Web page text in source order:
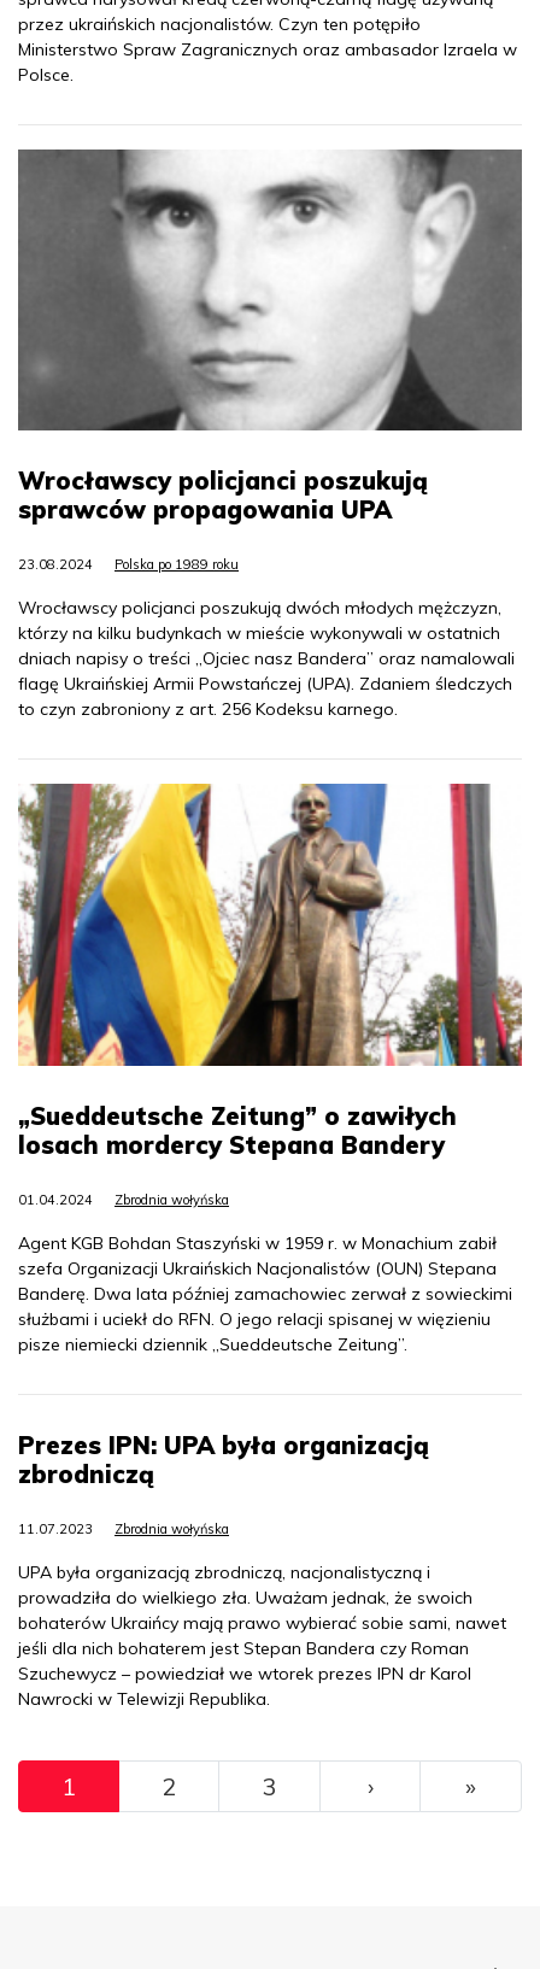
przez ukraińskich nacjonalistów. Czyn ten potępiło
Ministerstwo Spraw Zagranicznych oraz ambasador Izraela w
Polsce.
Wrocławscy policjanci poszukują
sprawców propagowania UPA
23.08.2024 Polska po 1989 roku
Wrocławscy policjanci poszukują dwóch młodych mężczyzn,
którzy na kilku budynkach w mieście wykonywali w ostatnich
dniach napisy o treści „Ojciec nasz Bandera” oraz namalowali
flagę Ukraińskiej Armii Powstańczej (UPA). Zdaniem śledczych
to czyn zabroniony z art. 256 Kodeksu karnego.
„Sueddeutsche Zeitung” o zawiłych
losach mordercy Stepana Bandery
01.04.2024 Zbrodnia wołyńska
Agent KGB Bohdan Staszyński w 1959 r. w Monachium zabił
szefa Organizacji Ukraińskich Nacjonalistów (OUN) Stepana
Banderę. Dwa lata później zamachowiec zerwał z sowieckimi
służbami i uciekł do RFN. O jego relacji spisanej w więzieniu
pisze niemiecki dziennik „Sueddeutsche Zeitung”.
Prezes IPN: UPA była organizacją
zbrodniczą
11.07.2023 Zbrodnia wołyńska
UPA była organizacją zbrodniczą, nacjonalistyczną i
prowadziła do wielkiego zła. Uważam jednak, że swoich
bohaterów Ukraińcy mają prawo wybierać sobie sami, nawet
jeśli dla nich bohaterem jest Stepan Bandera czy Roman
Szuchewycz – powiedział we wtorek prezes IPN dr Karol
Nawrocki w Telewizji Republika.
Pagination
1 2 3 ››› »